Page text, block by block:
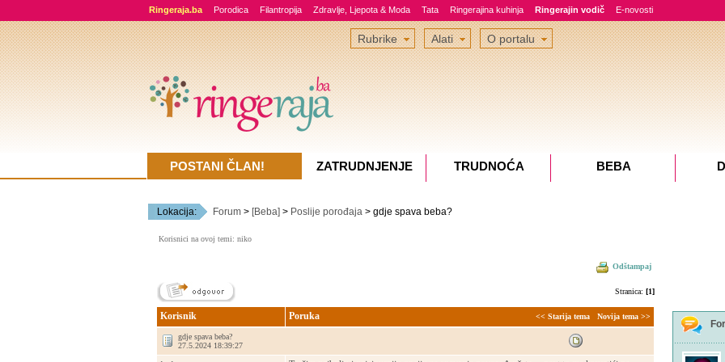
Ringeraja.ba Porodica Filantropija Zdravlje, Ljepota & Moda Tata Ringerajina kuhinja Ringerajin vodič E-novosti
Lokacija: Forum> [Beba] > Poslije porođaja> gdje spava beba?
Korisnici na ovoj temi: niko
Odštampaj
Stranica: [1]
Korisnik Poruka << Starija tema Novija tema >>
gdje spava beba?
27.5.2024 18:39:27
Rubrike Alati O portalu
POSTANI ČLAN! ZATRUDNJENJE TRUDNOĆA BEBA